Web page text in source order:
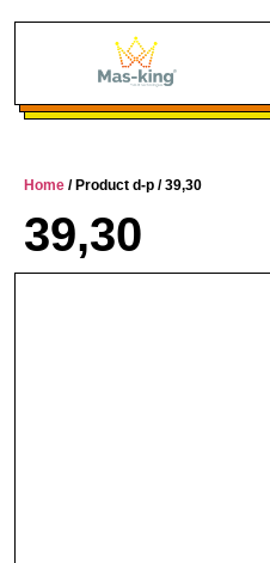
Home / Product d-p / 39,30
39,30